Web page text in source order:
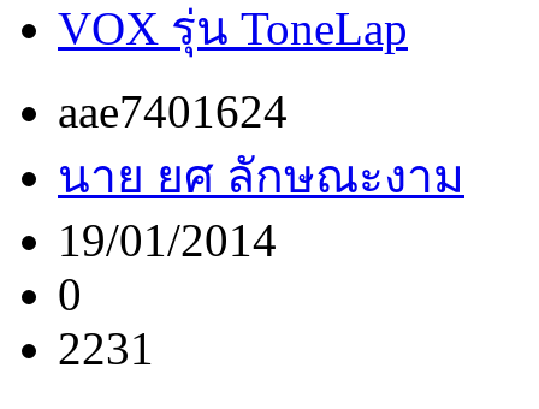
VOX รุ่น ToneLap
aae7401624
นาย ยศ ลักษณะงาม
19/01/2014
0
2231